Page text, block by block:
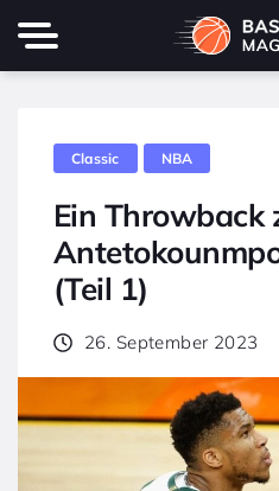
Classic NBA
Ein Throwback
(Teil 1)
26. September 2023